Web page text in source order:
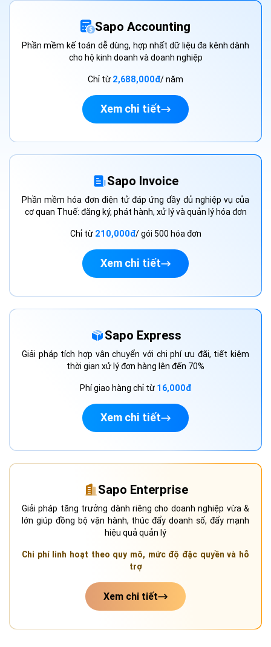
Sapo Accounting
Phần mềm kế toán dễ dùng, hợp nhất dữ liệu đa kênh dành
cho hộ kinh doanh và doanh nghiệp
Chỉ từ 2,688,000đ/ năm
Xem chi tiết
Sapo Invoice
Phần mềm hóa đơn điện tử đáp ứng đầy đủ nghiệp vụ của
cơ quan Thuế: đăng ký, phát hành, xử lý và quản lý hóa đơn
Chỉ từ 210,000đ/ gói 500 hóa đơn
Xem chi tiết
Sapo Express
Giải pháp tích hợp vận chuyển với chi phí ưu đãi, tiết kiệm
thời gian xử lý đơn hàng lên đến 70%
Phí giao hàng chỉ từ 16,000đ
Xem chi tiết
Sapo Enterprise
Giải pháp tăng trưởng dành riêng cho doanh nghiệp vừa &
lớn giúp đồng bộ vận hành, thúc đẩy doanh số, đẩy mạnh
hiệu quả quản lý
Chi phí linh hoạt theo quy mô, mức độ đặc quyền và hỗ
trợ
Xem chi tiết